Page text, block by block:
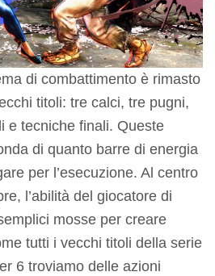
di combattimento è rimasto
titoli: tre calci, tre pugni,
e tecniche finali. Queste
di quanto barre di energia
per l’esecuzione. Al centro
l’abilità del giocatore di
mosse per creare
tutti i vecchi titoli della serie
6 troviamo delle azioni